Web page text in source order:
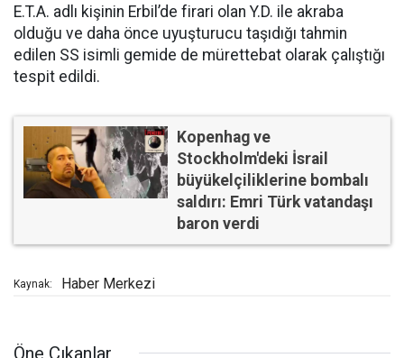
E.T.A. adlı kişinin Erbil’de firari olan Y.D. ile akraba
olduğu ve daha önce uyuşturucu taşıdığı tahmin
edilen SS isimli gemide de mürettebat olarak çalıştığı
tespit edildi.
Kopenhag ve
Stockholm'deki İsrail
büyükelçiliklerine bombalı
saldırı: Emri Türk vatandaşı
baron verdi
Kaynak: Haber Merkezi
Öne Çıkanlar